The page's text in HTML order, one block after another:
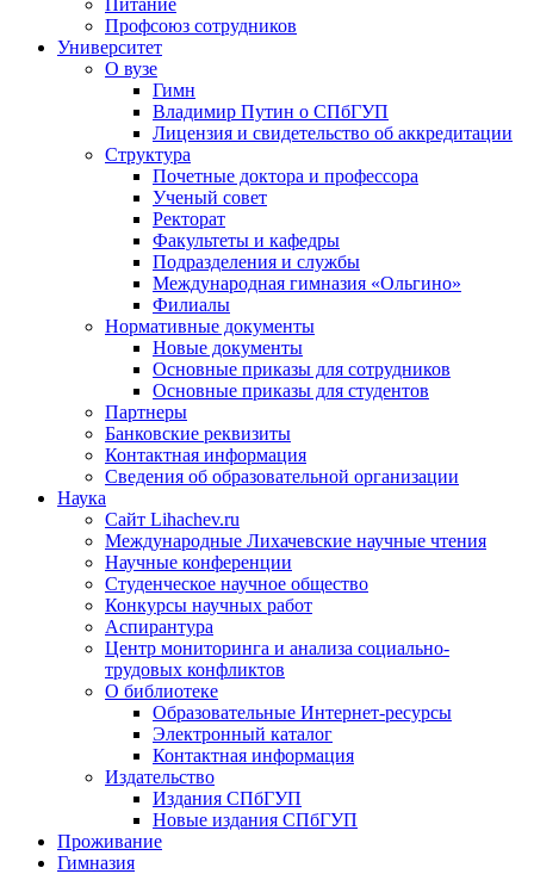
Питание
Профсоюз сотрудников
Университет
О вузе
Гимн
Владимир Путин о СПбГУП
Лицензия и свидетельство об аккредитации
Структура
Почетные доктора и профессора
Ученый совет
Ректорат
Факультеты и кафедры
Подразделения и службы
Международная гимназия «Ольгино»
Филиалы
Нормативные документы
Новые документы
Основные приказы для сотрудников
Основные приказы для студентов
Партнеры
Банковские реквизиты
Контактная информация
Сведения об образовательной организации
Наука
Сайт Lihachev.ru
Международные Лихачевские научные чтения
Научные конференции
Студенческое научное общество
Конкурсы научных работ
Аспирантура
Центр мониторинга и анализа социально-
трудовых конфликтов
О библиотеке
Образовательные Интернет-ресурсы
Электронный каталог
Контактная информация
Издательство
Издания СПбГУП
Новые издания СПбГУП
Проживание
Гимназия